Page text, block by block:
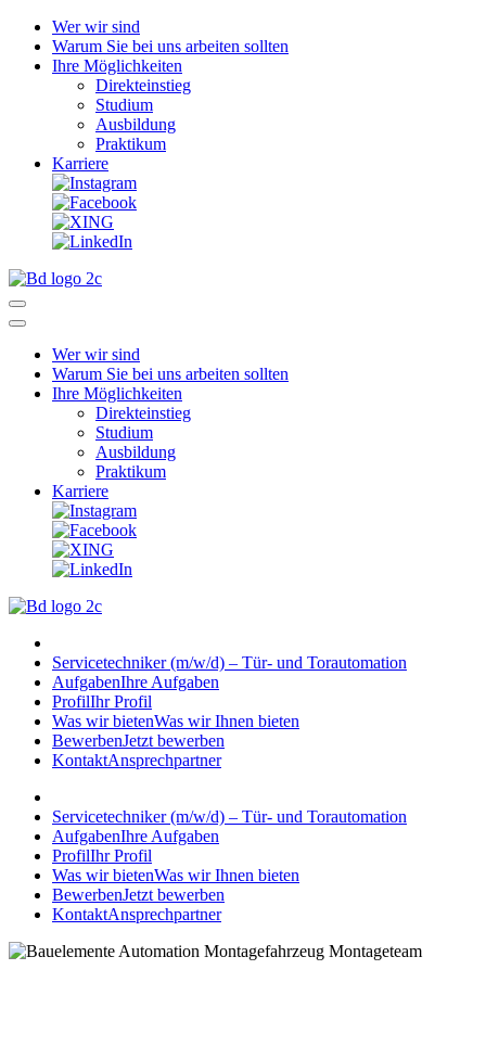
Wer wir sind
Warum Sie bei uns arbeiten sollten
Ihre Möglichkeiten
Direkteinstieg
Studium
Ausbildung
Praktikum
Karriere
Wer wir sind
Warum Sie bei uns arbeiten sollten
Ihre Möglichkeiten
Direkteinstieg
Studium
Ausbildung
Praktikum
Karriere
Servicetechniker (m/w/d) – Tür- und Torautomation
AufgabenIhre Aufgaben
ProfilIhr Profil
Was wir bietenWas wir Ihnen bieten
BewerbenJetzt bewerben
KontaktAnsprechpartner
Servicetechniker (m/w/d) – Tür- und Torautomation
AufgabenIhre Aufgaben
ProfilIhr Profil
Was wir bietenWas wir Ihnen bieten
BewerbenJetzt bewerben
KontaktAnsprechpartner